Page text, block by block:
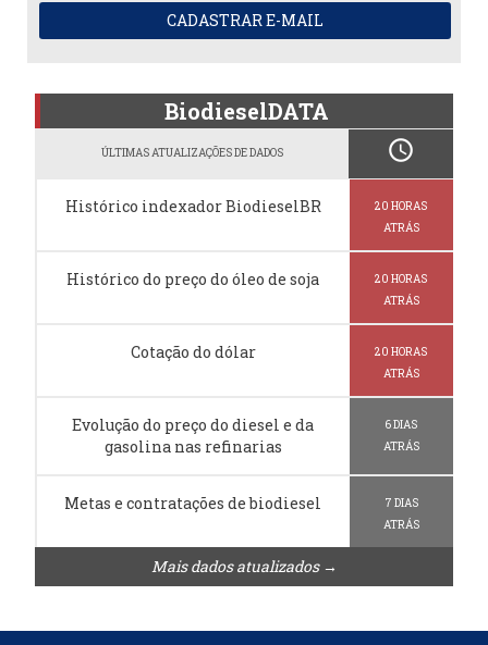
CADASTRAR E-MAIL
BiodieselDATA
ÚLTIMAS ATUALIZAÇÕES DE DADOS schedule
Histórico indexador BiodieselBR
20 HORAS
ATRÁS
Histórico do preço do óleo de soja
20 HORAS
ATRÁS
Cotação do dólar
20 HORAS
ATRÁS
Evolução do preço do diesel e da
gasolina nas refinarias
6 DIAS
ATRÁS
Metas e contratações de biodiesel
7 DIAS
ATRÁS
Mais dados atualizados →